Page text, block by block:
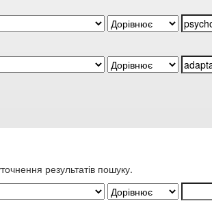
результатів пошуку.